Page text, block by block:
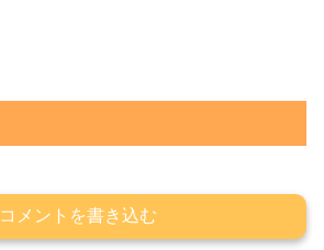
コメントを書き込む